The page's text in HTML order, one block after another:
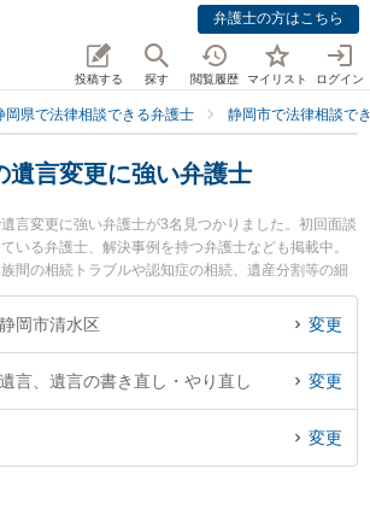
弁護士の方はこちら
投稿する 探す 閲覧履歴 マイリスト ログイン
岡県で法律相談できる弁護士 静岡市で法律相談で
遺言変更に強い弁護士
言変更に強い弁護士が3名見つかりました。初回面談
いる弁護士、解決事例を持つ弁護士なども掲載中。
間の相続トラブルや認知症の相続、遺産分割等の細
もでき便利です。特に新清水法律事務所の浅井 裕貴
の北嶋 太郎弁護士、佐野可奈法律事務所の佐野 可奈
トラブル解決の実績豊富な近くの弁護士を検索した
変更を法律相談できる静岡市清水区内の弁護士に相
りの相談者さんにおすすめです。
岡市清水区 変更
言、遺言の書き直し・やり直し 変更
変更